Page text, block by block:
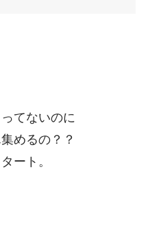
てないのに
めるの？？
ート。